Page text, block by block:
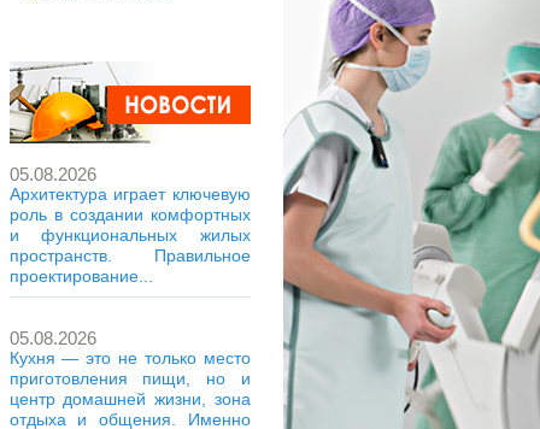
05.08.2026
Архитектура играет ключевую
роль в создании комфортных
и функциональных жилых
пространств. Правильное
проектирование...
05.08.2026
Кухня — это не только место
приготовления пищи, но и
центр домашней жизни, зона
отдыха и общения. Именно